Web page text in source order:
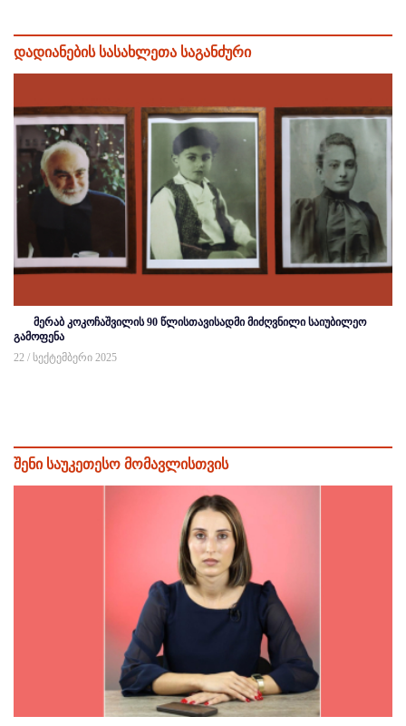
დადიანების სასახლეთა საგანძური
მერაბ კოკოჩაშვილის 90 წლისთავისადმი მიძღვნილი საიუბილეო
გამოფენა
22 / სექტემბერი 2025
შენი საუკეთესო მომავლისთვის